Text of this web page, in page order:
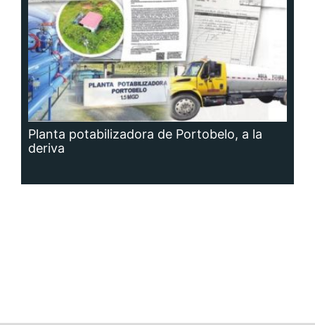
Planta potabilizadora de Portobelo, a la
deriva